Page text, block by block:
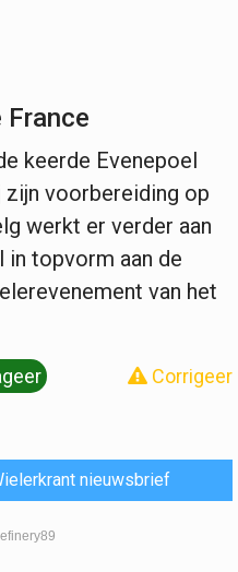
France
keerde Evenepoel
zijn voorbereiding op
werkt er verder aan
topvorm aan de
van het
Corrigeer
nieuwsbrief